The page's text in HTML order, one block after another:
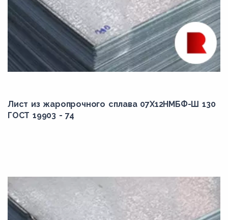
Лист из жаропрочного сплава 07Х12НМБФ-Ш 130
ГОСТ 19903 - 74